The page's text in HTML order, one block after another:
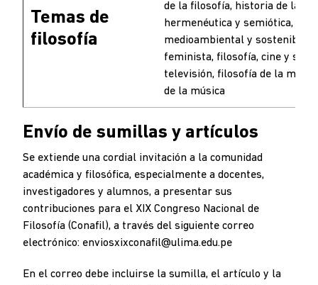
Temas de
filosofía
de la filosofía, historia de la
hermenéutica y semiótica,
medioambiental y
feminista, filosofía, cine y
televisión, filosofía de la
de la música
Envío de sumillas y artículos
Se extiende una cordial invitación a la comunidad
académica y filosófica, especialmente a docentes,
investigadores y alumnos, a presentar sus
contribuciones para el XIX Congreso Nacional de
Filosofía (Conafil), a través del siguiente correo
electrónico: enviosxixconafil@ulima.edu.pe
En el correo debe incluirse la sumilla, el artículo y la